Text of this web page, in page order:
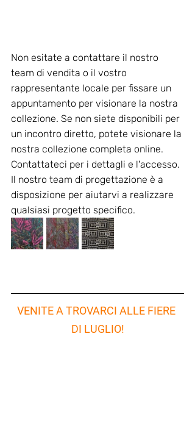
Non esitate a contattare il nostro
team di vendita o il vostro
rappresentante locale per fissare un
appuntamento per visionare la nostra
collezione. Se non siete disponibili per
un incontro diretto, potete visionare la
nostra collezione completa online.
Contattateci per i dettagli e l'accesso.
Il nostro team di progettazione è a
disposizione per aiutarvi a realizzare
qualsiasi progetto specifico.
VENITE A TROVARCI ALLE FIERE
DI LUGLIO!